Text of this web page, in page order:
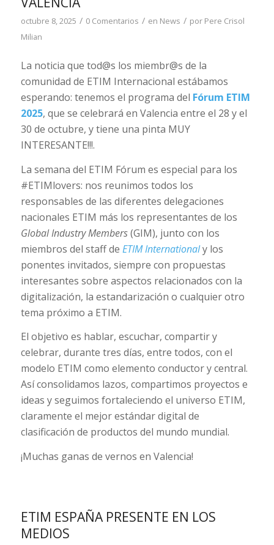
octubre 8, 2025 / 0 Comentarios / en News / por Pere Crisol
Milian
La noticia que tod@s los miembr@s de la
comunidad de ETIM Internacional estábamos
esperando: tenemos el programa del Fórum ETIM
2025, que se celebrará en Valencia entre el 28 y el
30 de octubre, y tiene una pinta MUY
INTERESANTE!!!.
La semana del ETIM Fórum es especial para los
#ETIMlovers: nos reunimos todos los
responsables de las diferentes delegaciones
nacionales ETIM más los representantes de los
Global Industry Members(GIM), junto con los
miembros del staff de ETIM Internationaly los
ponentes invitados, siempre con propuestas
interesantes sobre aspectos relacionados con la
digitalización, la estandarización o cualquier otro
tema próximo a ETIM.
El objetivo es hablar, escuchar, compartir y
celebrar, durante tres días, entre todos, con el
modelo ETIM como elemento conductor y central.
Así consolidamos lazos, compartimos proyectos e
ideas y seguimos fortaleciendo el universo ETIM,
claramente el mejor estándar digital de
clasificación de productos del mundo mundial.
¡Muchas ganas de vernos en Valencia!
ETIM ESPAÑA PRESENTE EN LOS
MEDIOS